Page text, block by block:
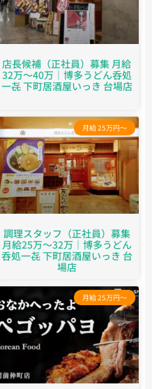
店長候補（正社員）募集 月給
32万～40万｜博多うどん呑処
一㐂 下町居酒屋いっき 台場店
月給 25万円～
調理スタッフ（正社員）募集
月給25万～32万｜博多うどん
呑処一㐂 下町居酒屋いっき 台
場店
月給 25万円～